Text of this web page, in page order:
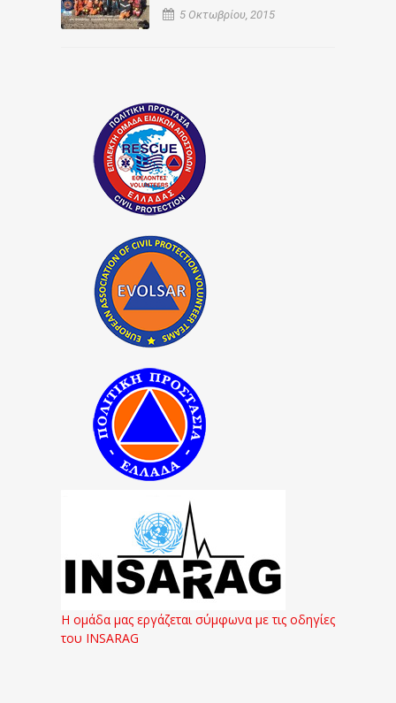
5 Οκτωβρίου, 2015
Η ομάδα μας εργάζεται σύμφωνα με τις οδηγίες
του INSARAG